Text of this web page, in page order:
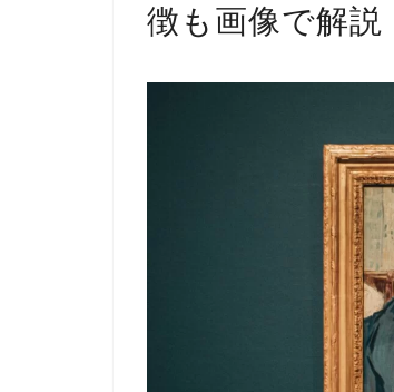
徴も画像で解